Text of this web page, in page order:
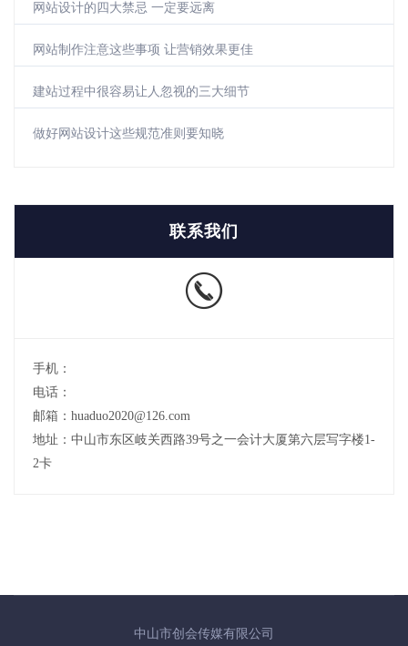
网站设计的四大禁忌 一定要远离
网站制作注意这些事项 让营销效果更佳
建站过程中很容易让人忽视的三大细节
做好网站设计这些规范准则要知晓
联系我们
手机：
电话：
邮箱：huaduo2020@126.com
地址：中山市东区岐关西路39号之一会计大厦第六层写字楼1-
2卡
中山市创会传媒有限公司